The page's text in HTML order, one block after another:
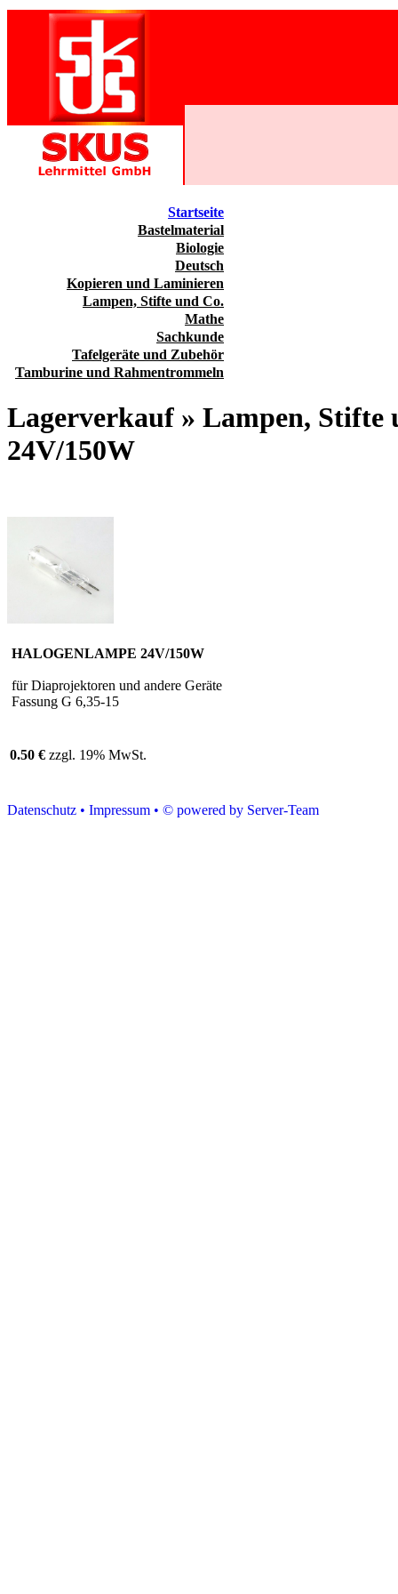
Startseite
Bastelmaterial
Biologie
Deutsch
Kopieren und Laminieren
Lampen, Stifte und Co.
Mathe
Sachkunde
Tafelgeräte und Zubehör
Tamburine und Rahmentrommeln
Lagerverkauf » Lampen,
24V/150W
HALOGENLAMPE 24V/150W
für Diaprojektoren und andere Geräte
Fassung G 6,35-15
0.50 € zzgl. 19% MwSt.
Datenschutz • Impressum • © powered by Server-Team